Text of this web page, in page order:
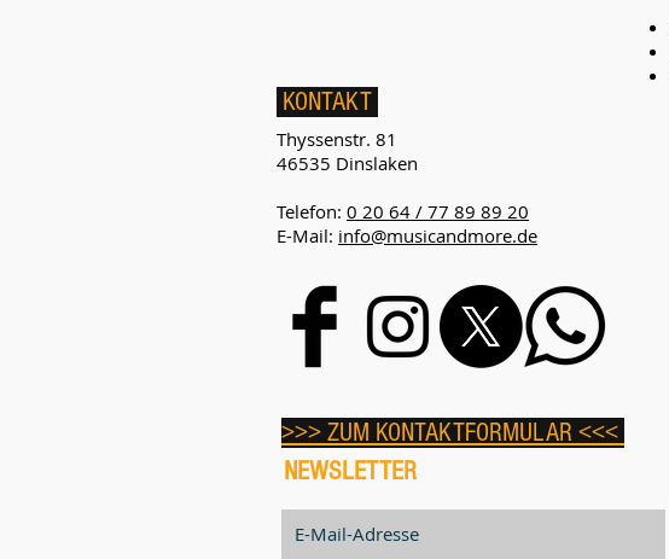
KONTAKT
Thyssenstr. 81
46535 Dinslaken
Telefon: 0 20 64 / 77 89 89 20
E-Mail: info@musicandmore.de
>>> ZUM KONTAKTFORMULAR <<<
NEWSLETTER